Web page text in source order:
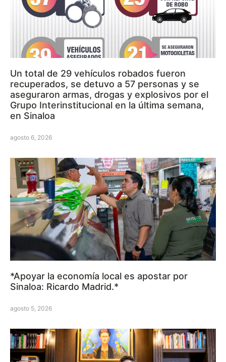
Un total de 29 vehículos robados fueron
recuperados, se detuvo a 57 personas y se
aseguraron armas, drogas y explosivos por el
Grupo Interinstitucional en la última semana,
en Sinaloa
agosto 6, 2026
*Apoyar la economía local es apostar por
Sinaloa: Ricardo Madrid.*
agosto 5, 2026